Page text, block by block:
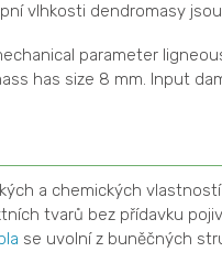
vlhkosti dendromasy
parameter
has size 8 mm. Input
a chemických
tvarů bez přídavku
se uvolní z buněčných